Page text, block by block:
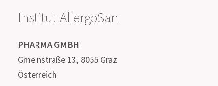
Österreich
info@allergosan.com
+43 (0) 316 405 305